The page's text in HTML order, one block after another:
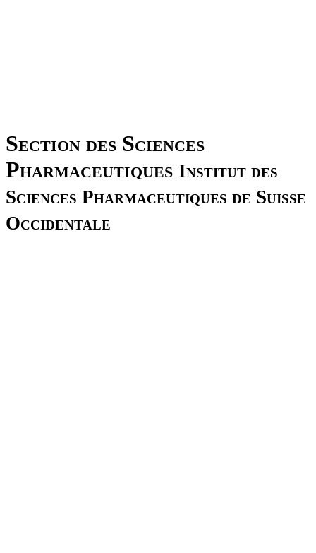
Section des Sciences
Pharmaceutiques Institut des
Sciences Pharmaceutiques de Suisse
Occidentale